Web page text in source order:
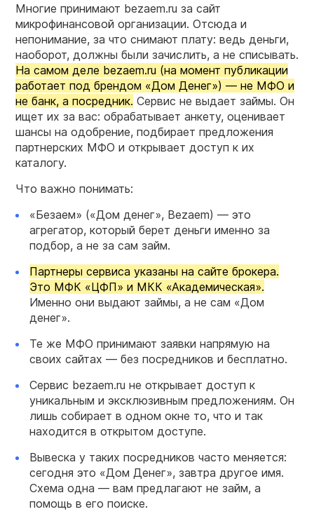
Многие принимают bezaem.ru за сайт
микрофинансовой организации. Отсюда и
непонимание, за что снимают плату: ведь деньги,
наоборот, должны были зачислить, а не списывать.
На самом деле bezaem.ru (на момент публикации
работает под брендом «Дом Денег») — не МФО и
не банк, а посредник. Сервис не выдает займы. Он
ищет их за вас: обрабатывает анкету, оценивает
шансы на одобрение, подбирает предложения
партнерских МФО и открывает доступ к их
каталогу.
Что важно понимать:
«Безаем» («Дом денег», Bezaem) — это
агрегатор, который берет деньги именно за
подбор, а не за сам займ.
Партнеры сервиса указаны на сайте брокера.
Это МФК «ЦФП» и МКК «Академическая».
Именно они выдают займы, а не сам «Дом
денег».
Те же МФО принимают заявки напрямую на
своих сайтах — без посредников и бесплатно.
Сервис bezaem.ru не открывает доступ к
уникальным и эксклюзивным предложениям. Он
лишь собирает в одном окне то, что и так
находится в открытом доступе.
Вывеска у таких посредников часто меняется:
сегодня это «Дом Денег», завтра другое имя.
Схема одна — вам предлагают не займ, а
помощь в его поиске.